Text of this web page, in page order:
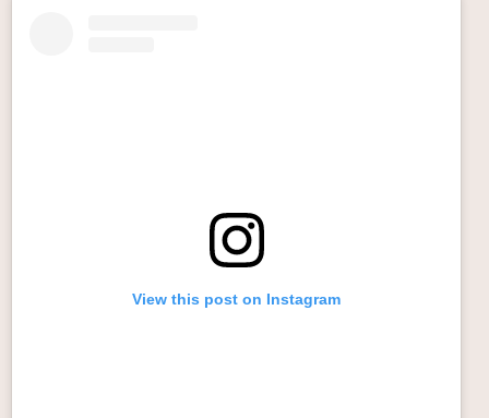
View this post on Instagram